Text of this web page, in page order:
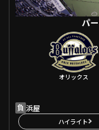
パ
オリックス
負 浜屋
ハイライト